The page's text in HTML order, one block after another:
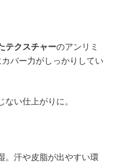
テクスチャーのアンリミ
バー力がしっかりしてい
い仕上がりに。
。汗や皮脂が出やすい環